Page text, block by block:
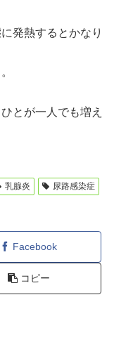
発熱するとかなり
とが一人でも増え
乳腺炎 尿路感染症
Facebook
コピー